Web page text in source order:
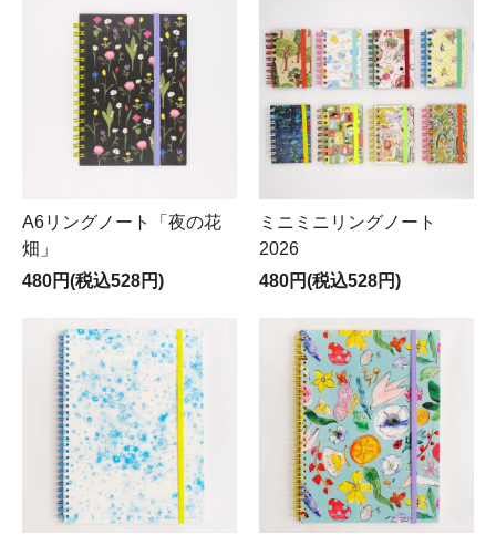
A6リングノート「夜の花
畑」
480円(税込528円)
ミニミニリングノート
2026
480円(税込528円)